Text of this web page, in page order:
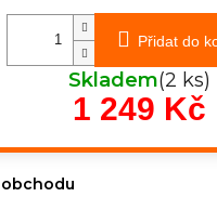
Přidat do
Skladem(2 ks)
1 249 Kč